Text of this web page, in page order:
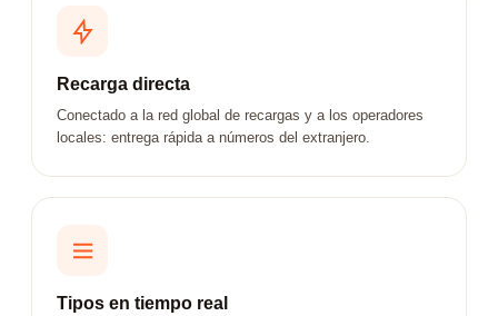
Recarga directa
Conectado a la red global de recargas y a los operadores
locales: entrega rápida a números del extranjero.
Tipos en tiempo real